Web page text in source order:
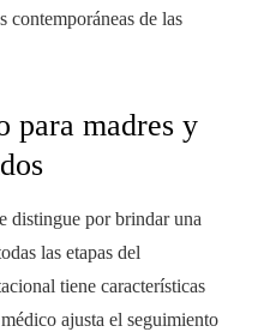
contemporáneas de las
para madres y
distingue por brindar una
las etapas del
tiene características
ajusta el seguimiento